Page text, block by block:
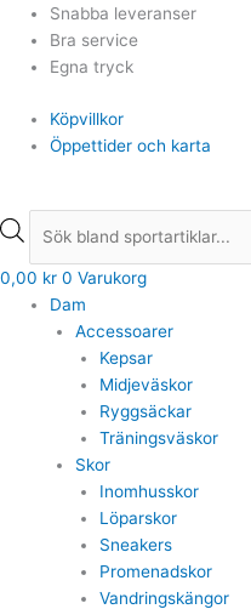
Hoppa
innehåll
Snabba leveranser
Bra service
Egna tryck
Köpvillkor
Öppettider och karta
Products
search
0,00 kr 0 Varukorg
Dam
Accessoarer
Kepsar
Midjeväskor
Ryggsäckar
Träningsväskor
Skor
Inomhusskor
Löparskor
Sneakers
Promenadskor
Vandringskängor
Products
search